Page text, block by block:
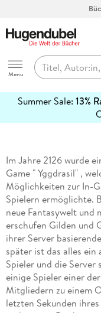
Hugendubel
Menu
Summer Sale: 13%
erfahren
Im Jahre 2126 wurde
Game " Yggdrasil" ,
Möglichkeiten zur In-
Spielern ermöglichte.
neue Fantasywelt und
erschufen Gilden und
ihrer Server
später ist das alles
Spieler und die Server
einige Spieler einer
Mitgliedern zu einem
letzten Sekunden